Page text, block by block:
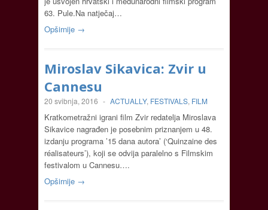
63. Pule.Na natječaj…
Opširnije →
Miroslav Sikavica: Zvir u
Cannesu
20 svibnja, 2016 - ACTUALLY, FESTIVALS, FILM
Kratkometražni igrani film Zvir redatelja Miroslava
Sikavice nagrađen je posebnim priznanjem u 48.
izdanju programa ’15 dana autora’ (‘Quinzaine des
réalisateurs’), koji se odvija paralelno s Filmskim
festivalom u Cannesu….
Opširnije →